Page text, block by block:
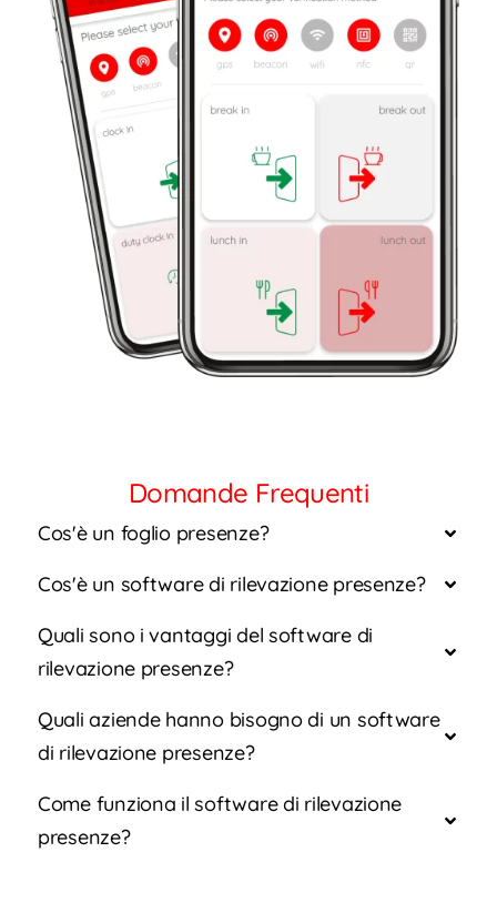
Domande Frequenti
Cos'è un foglio presenze?
Cos'è un software di rilevazione presenze?
Quali sono i vantaggi del software di
rilevazione presenze?
Quali aziende hanno bisogno di un software
di rilevazione presenze?
Come funziona il software di rilevazione
presenze?